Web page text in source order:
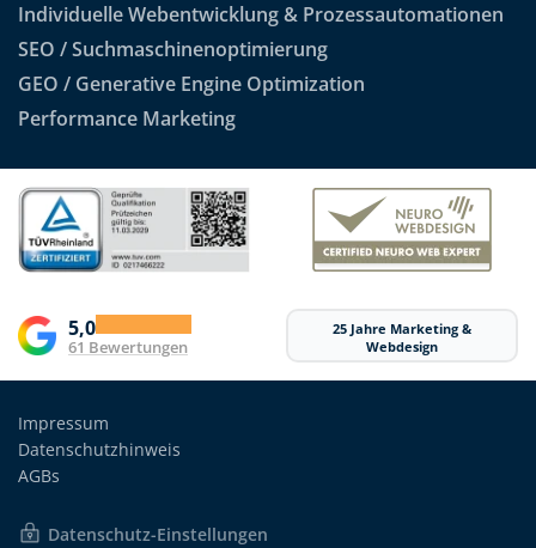
Individuelle Webentwicklung & Prozessautomationen
SEO / Suchmaschinenoptimierung
GEO / Generative Engine Optimization
Performance Marketing
5,0
61 Bewertungen
25 Jahre Marketing &
Webdesign
Impressum
Datenschutzhinweis
AGBs
Datenschutz-Einstellungen